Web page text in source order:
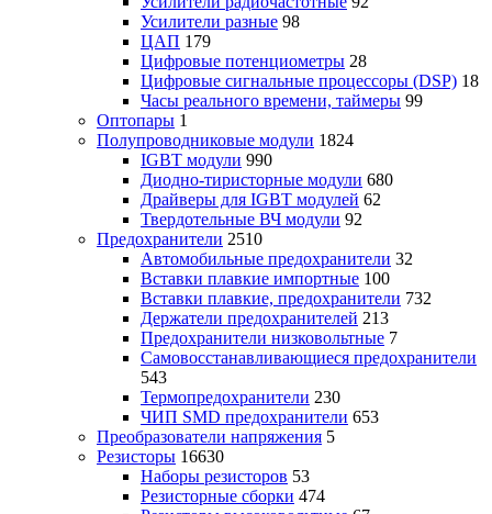
Усилители разные 98
ЦАП 179
Цифровые потенциометры 28
Цифровые сигнальные процессоры (DSP) 18
Часы реального времени, таймеры 99
Оптопары 1
Полупроводниковые модули 1824
IGBT модули 990
Диодно-тиристорные модули 680
Драйверы для IGBT модулей 62
Твердотельные ВЧ модули 92
Предохранители 2510
Автомобильные предохранители 32
Вставки плавкие импортные 100
Вставки плавкие, предохранители 732
Держатели предохранителей 213
Предохранители низковольтные 7
Самовосстанавливающиеся предохранители
543
Термопредохранители 230
ЧИП SMD предохранители 653
Преобразователи напряжения 5
Резисторы 16630
Наборы резисторов 53
Резисторные сборки 474